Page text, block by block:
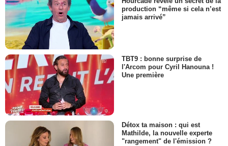
production “même si cela n’est
jamais arrivé”
TBT9 : bonne surprise de
l'Arcom pour Cyril Hanouna !
Une première
Détox ta maison : qui est
Mathilde, la nouvelle experte
"rangement" de l'émission ?